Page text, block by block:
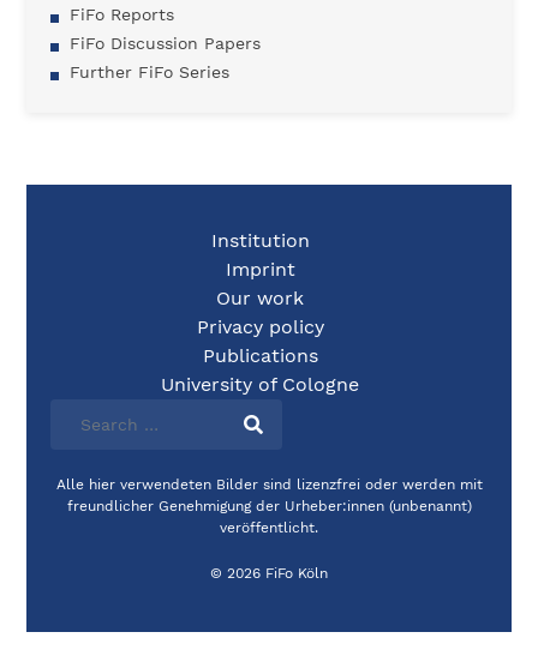
FiFo Reports
FiFo Discussion Papers
Further FiFo Series
Institution
Imprint
Our work
Privacy policy
Publications
University of Cologne
Alle hier verwendeten Bilder sind lizenzfrei oder werden mit
freundlicher Genehmigung der Urheber:innen (unbenannt)
veröffentlicht.
© 2026 FiFo Köln